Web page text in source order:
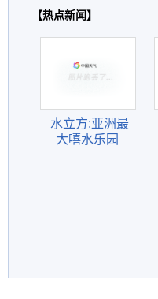
【热点新闻】
水立方:亚洲最
大嘻水乐园